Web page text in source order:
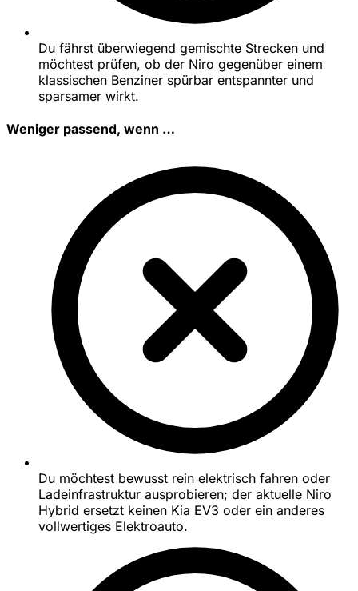
Du fährst überwiegend gemischte Strecken und
möchtest prüfen, ob der Niro gegenüber einem
klassischen Benziner spürbar entspannter und
sparsamer wirkt.
Weniger passend, wenn …
Du möchtest bewusst rein elektrisch fahren oder
Ladeinfrastruktur ausprobieren; der aktuelle Niro
Hybrid ersetzt keinen Kia EV3 oder ein anderes
vollwertiges Elektroauto.